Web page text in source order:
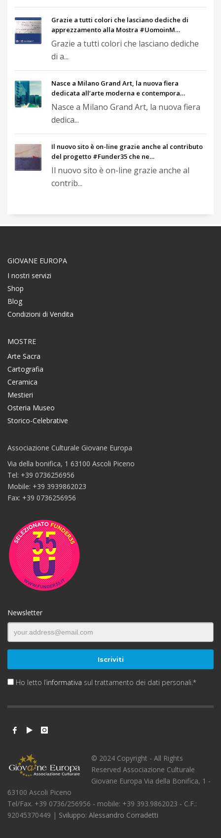
Grazie a tutti colori che lasciano dediche di
apprezzamento alla Mostra #UomoinM…
Grazie a tutti colori che lasciano dediche
di a...
Nasce a Milano Grand Art, la nuova fiera
dedicata all’arte moderna e contempora…
Nasce a Milano Grand Art, la nuova fiera
dedica...
Il nuovo sito è on-line grazie anche al contributo
del progetto #Funder35 che ne…
Il nuovo sito è on-line grazie anche al
contrib...
GIOVANE EUROPA
I nostri servizi
Shop
Blog
Condizioni di Vendita
MOSTRE
Arte Sacra
Cartografia
Ceramica
Mestieri
Osteria Museo
Storico-Celebrative
Associazione Culturale Giovane Europa
Via della bonifica, 1 63100 Ascoli Piceno
Tel: +39 0736256956
Mobile: +39 3939862023
Fax: +39 0736256956
Newsletter
Ho letto l’informativa sul trattamento dei dati personali.*
© 2024 Copyright - All Rights
Reserved Associazione Culturale
Giovane Europa Via della Bonifica, 1 -
63100 Ascoli Piceno
Tel/Fax. +39 0736/256956 - mobile: +39 393.9862023 - C.F.:
92045370449 | Sviluppo: Alessandro Corradetti